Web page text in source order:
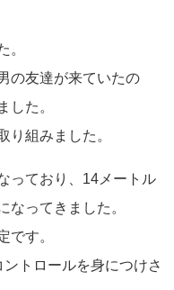
。
の友達が来ていたの
した。
り組みました。
っており、14メートル
なってきました。
です。
トロールを身につけさ